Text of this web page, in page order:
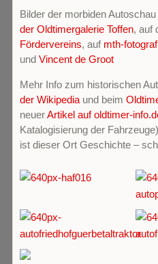
Bilder der morbiden
der Oldtimergalerie Toffen, auf
Fördervereins, auf mth-
und Vincent de Groot
Mehr Info zum historischen
der Wikipedia und beim
neuerArtikel auf oldtimer-
Katalogisierung der
ist dieser Ort Geschichte –